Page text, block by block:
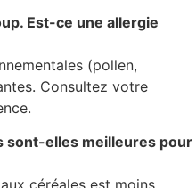
Est-ce une allergie
(pollen,
Consultez votre
sont-elles meilleures pour
céréales est moins